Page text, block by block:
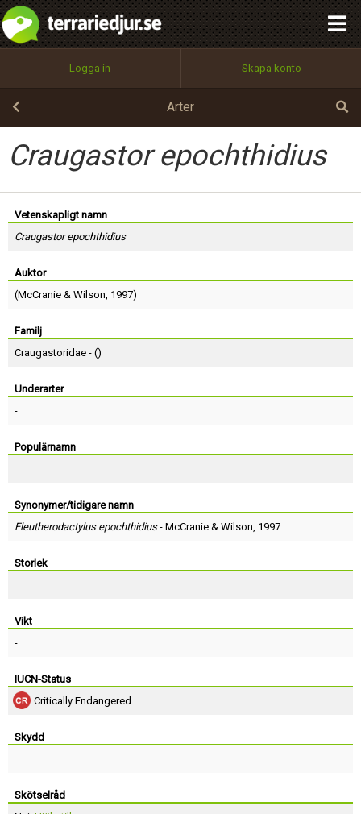
Logga in Skapa konto
Arter
Craugastor epochthidius
Vetenskapligt namn
Craugastor epochthidius
Auktor
(McCranie & Wilson, 1997)
Familj
Craugastoridae - ()
Underarter
-
Populärnamn
Synonymer/tidigare namn
Eleutherodactylus epochthidius- McCranie & Wilson, 1997
Storlek
Vikt
-
IUCN-Status
Critically Endangered
Skydd
Skötselråd
Utför
100%
OK
integritetspolicy
Namn:
Epost:
Användarnamn:
Lösenord:
Terms of Service
Begär nytt lösenord
Tillbaka till förstasidan